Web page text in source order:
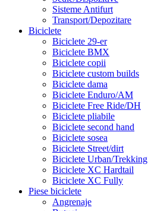
Sisteme Antifurt
Transport/Depozitare
Biciclete
Biciclete 29-er
Biciclete BMX
Biciclete copii
Biciclete custom builds
Biciclete dama
Biciclete Enduro/AM
Biciclete Free Ride/DH
Biciclete pliabile
Biciclete second hand
Biciclete sosea
Biciclete Street/dirt
Biciclete Urban/Trekking
Biciclete XC Hardtail
Biciclete XC Fully
Piese biciclete
Angrenaje